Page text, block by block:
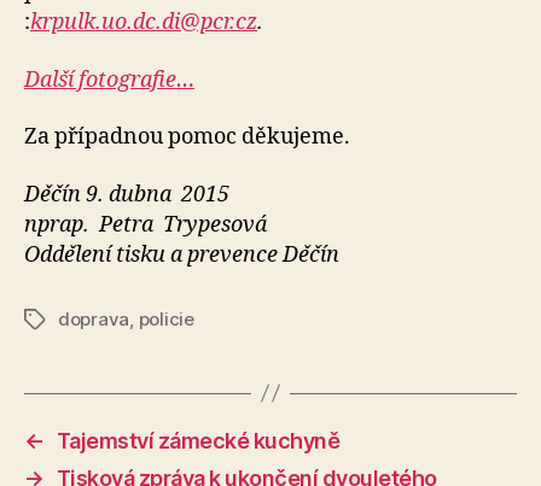
:krpulk.uo.dc.di@pcr.cz.
Další fotografie…
Za případnou pomoc děkujeme.
Děčín 9. dubna 2015
nprap. Petra Trypesová
Oddělení tisku a prevence Děčín
Štítkydoprava, policie
←
Tajemství zámecké kuchyně
→
Tisková zpráva k ukončení dvouletého